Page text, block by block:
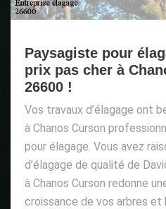
Paysagiste pour
prix pas cher à
26600 !
Vos travaux d’élagage ont
à Chanos Curson
pour élagage. Vous avez
d’élagage de qualité de
à Chanos Curson redonne
croissance de vos arbres et